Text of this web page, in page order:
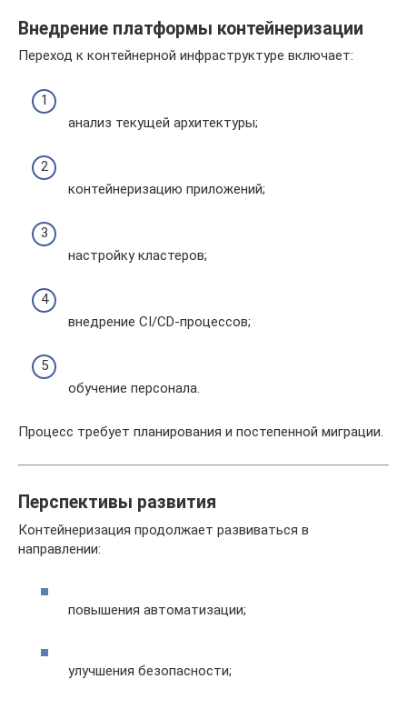
Внедрение платформы контейнеризации
Переход к контейнерной инфраструктуре включает:
анализ текущей архитектуры;
контейнеризацию приложений;
настройку кластеров;
внедрение CI/CD-процессов;
обучение персонала.
Процесс требует планирования и постепенной миграции.
Перспективы развития
Контейнеризация продолжает развиваться в
направлении:
повышения автоматизации;
улучшения безопасности;